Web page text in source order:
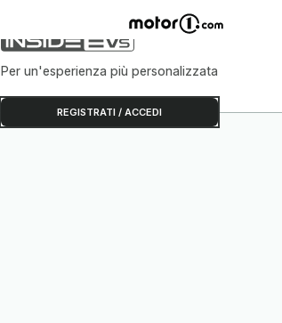
Per un'esperienza più personalizzata
REGISTRATI / ACCEDI